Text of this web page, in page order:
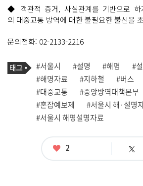
◆ 객관적 증거, 사실관계를 기반으로 하
의 대중교통 방역에 대한 불필요한 불신을
문의전화: 02-2133-2216
기
사
관
련
태
그
태
그
#서울시 #설명 #해명
#
#해명자료
#지하철 #버스
#대중교통
#중앙방역대책본부
#혼잡예보제
#서울시 해·설명
#서울시 해명설명자료
좋
2 트